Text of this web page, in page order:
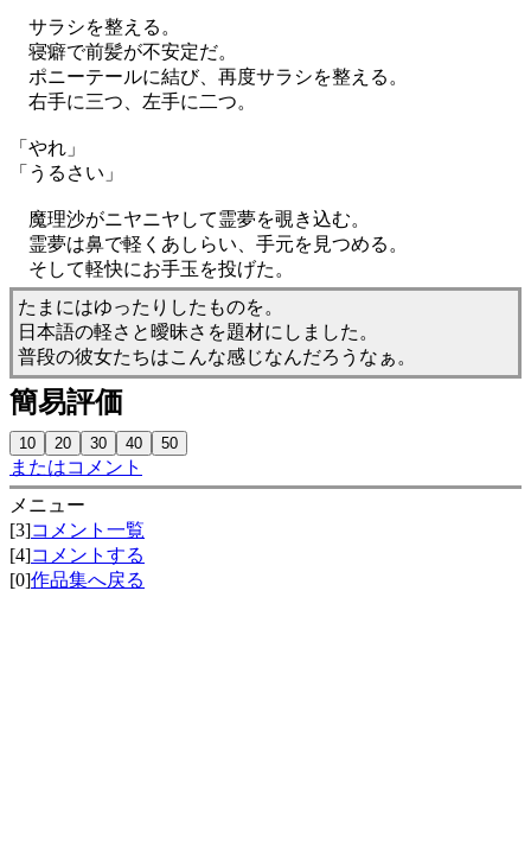
サラシを整える。
寝癖で前髪が不安定だ。
ポニーテールに結び、再度サラシを整える。
右手に三つ、左手に二つ。
「やれ」
「うるさい」
魔理沙がニヤニヤして霊夢を覗き込む。
霊夢は鼻で軽くあしらい、手元を見つめる。
そして軽快にお手玉を投げた。
たまにはゆったりしたものを。
日本語の軽さと曖昧さを題材にしました。
普段の彼女たちはこんな感じなんだろうなぁ。
簡易評価
またはコメント
メニュー
[3]コメント一覧
[4]コメントする
[0]作品集へ戻る